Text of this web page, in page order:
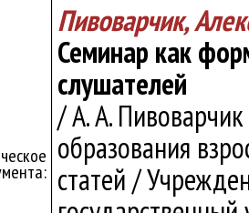
Пивоварчик,
Семинар как
слушателей
/ А. А.
образования
статей /